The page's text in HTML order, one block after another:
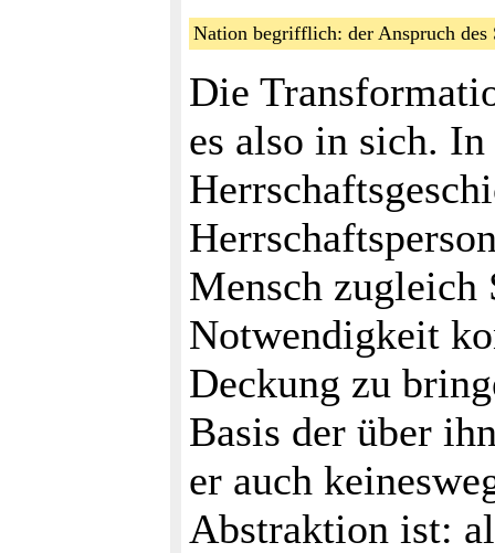
Nation begrifflich: der Anspruch
Die
es also in sich.
Mensch zugleich
Notwendigkeit
Deckung zu
Basis der über
er auch
Abstraktion ist: